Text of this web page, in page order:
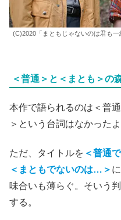
(C)2020「まともじゃないのは君も
＜普通＞と＜まとも＞の
本作で語られるのは＜普
＞という台詞はなかったよ
ただ、タイトルを ＜普通
＜まともでないのは…＞
味合いも薄らぐ。そいう
する。